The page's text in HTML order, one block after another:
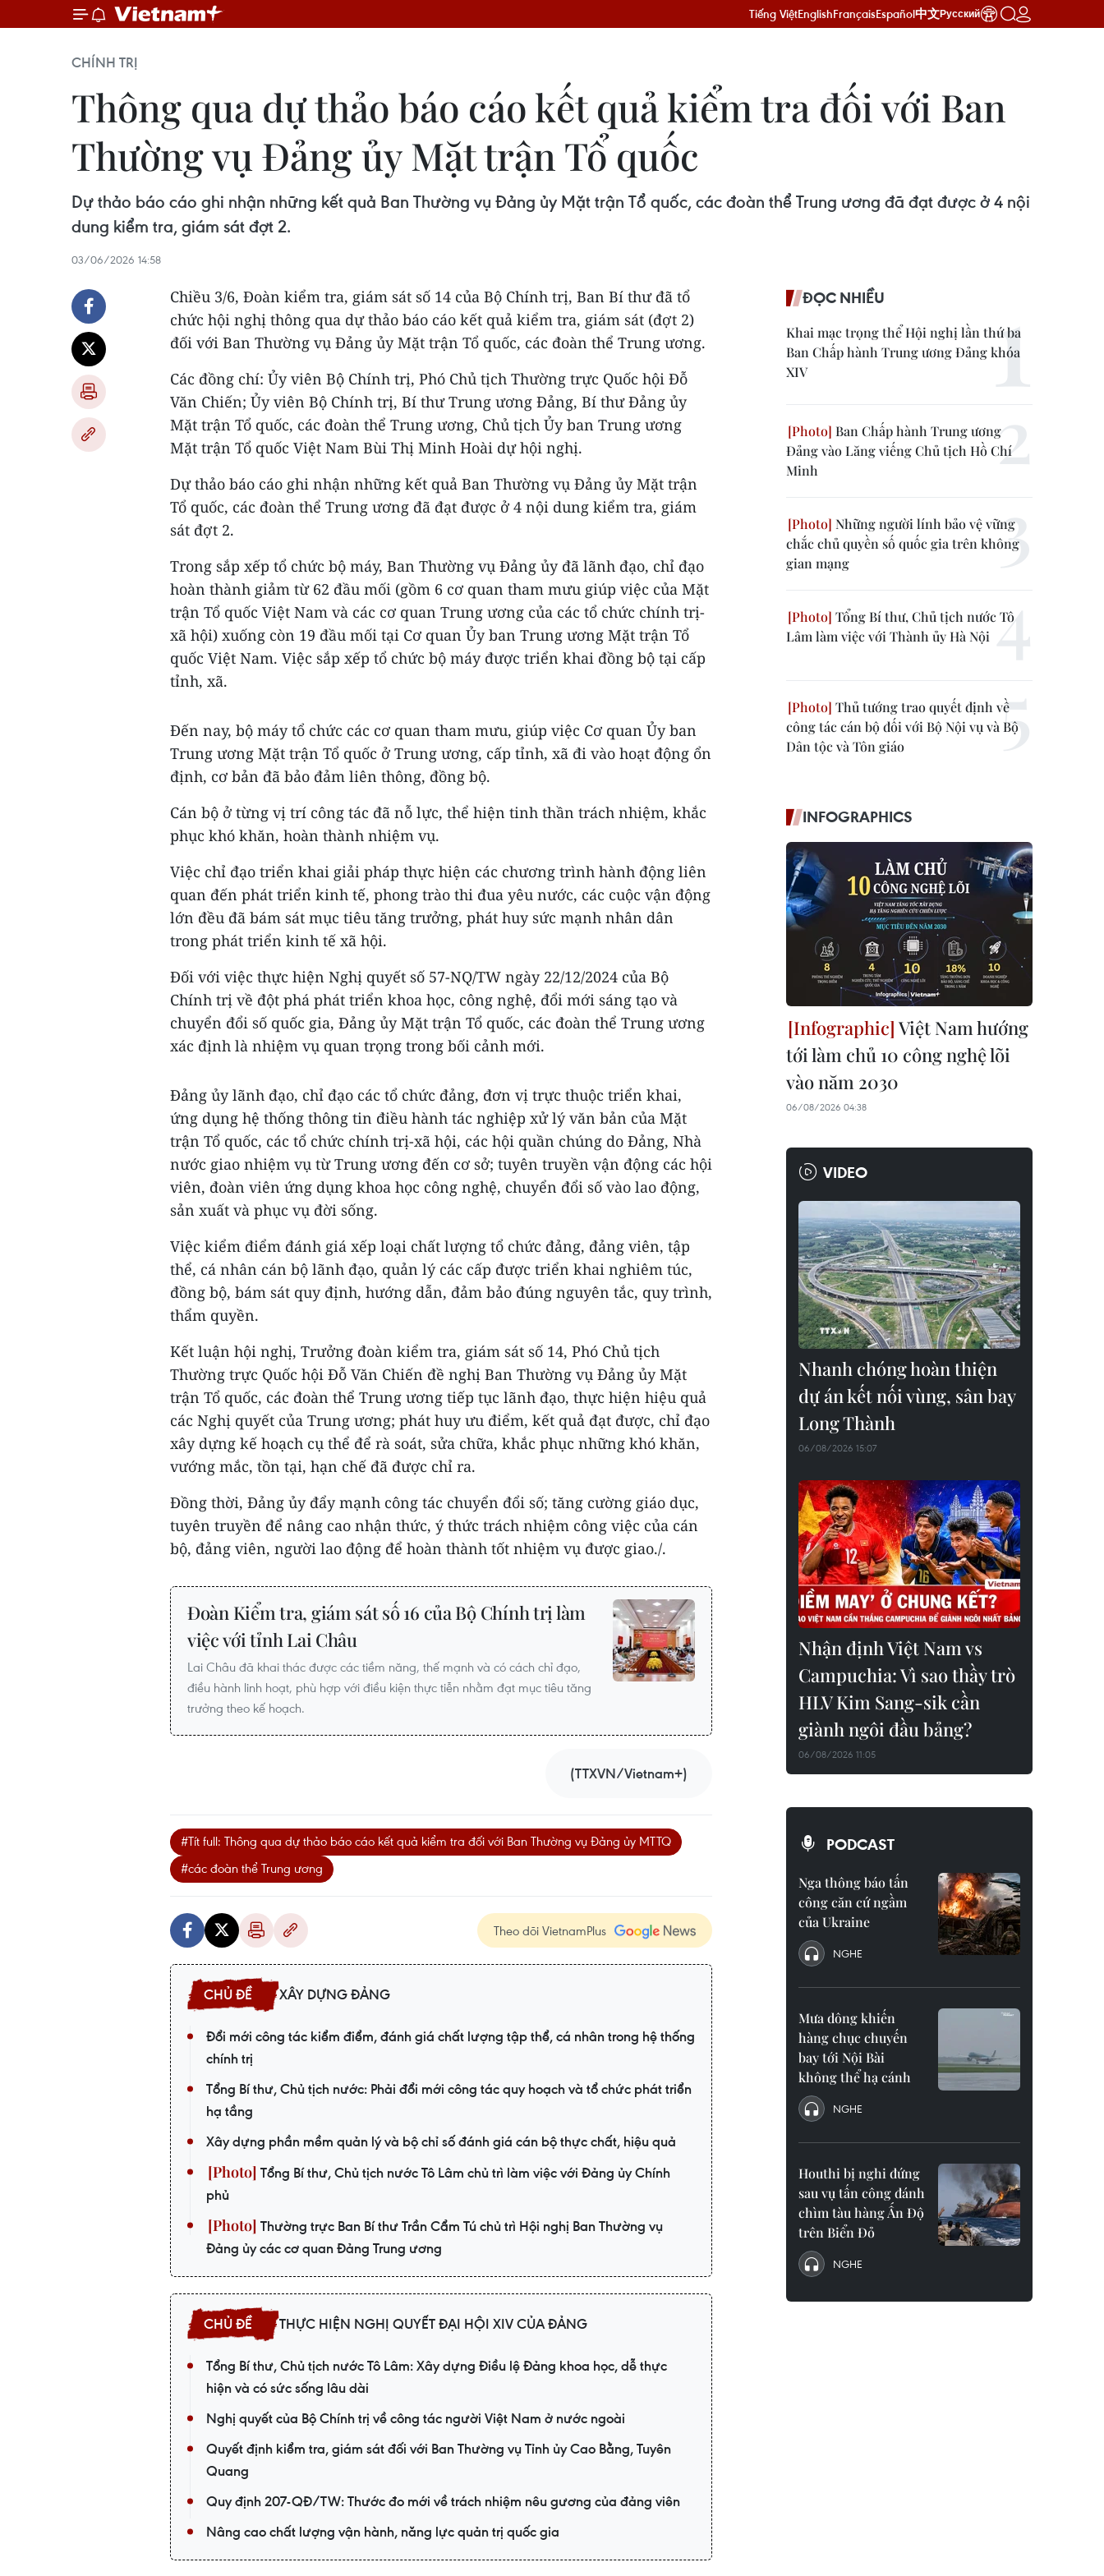
Tiếng ViệtEnglishFrançaisEspañol中文Русский
CHÍNH TRỊ
Thông qua dự thảo báo cáo kết quả kiểm tra đối với Ban
Thường vụ Đảng ủy Mặt trận Tổ quốc
Dự thảo báo cáo ghi nhận những kết quả Ban Thường vụ Đảng ủy Mặt trận Tổ quốc, các đoàn thể Trung ương đã đạt được ở 4 nội
dung kiểm tra, giám sát đợt 2.
03/06/2026 14:58
Chiều 3/6, Đoàn kiểm tra, giám sát số 14 của Bộ Chính trị, Ban Bí thư đã tổ
chức hội nghị thông qua dự thảo báo cáo kết quả kiểm tra, giám sát (đợt 2)
đối với Ban Thường vụ Đảng ủy Mặt trận Tổ quốc, các đoàn thể Trung ương.
Các đồng chí: Ủy viên Bộ Chính trị, Phó Chủ tịch Thường trực Quốc hội Đỗ
Văn Chiến; Ủy viên Bộ Chính trị, Bí thư Trung ương Đảng, Bí thư Đảng ủy
Mặt trận Tổ quốc, các đoàn thể Trung ương, Chủ tịch Ủy ban Trung ương
Mặt trận Tổ quốc Việt Nam Bùi Thị Minh Hoài dự hội nghị.
Dự thảo báo cáo ghi nhận những kết quả Ban Thường vụ Đảng ủy Mặt trận
Tổ quốc, các đoàn thể Trung ương đã đạt được ở 4 nội dung kiểm tra, giám
sát đợt 2.
Trong sắp xếp tổ chức bộ máy, Ban Thường vụ Đảng ủy đã lãnh đạo, chỉ đạo
hoàn thành giảm từ 62 đầu mối (gồm 6 cơ quan tham mưu giúp việc của Mặt
trận Tổ quốc Việt Nam và các cơ quan Trung ương của các tổ chức chính trị-
xã hội) xuống còn 19 đầu mối tại Cơ quan Ủy ban Trung ương Mặt trận Tổ
quốc Việt Nam. Việc sắp xếp tổ chức bộ máy được triển khai đồng bộ tại cấp
tỉnh, xã.
Đến nay, bộ máy tổ chức các cơ quan tham mưu, giúp việc Cơ quan Ủy ban
Trung ương Mặt trận Tổ quốc ở Trung ương, cấp tỉnh, xã đi vào hoạt động ổn
định, cơ bản đã bảo đảm liên thông, đồng bộ.
Cán bộ ở từng vị trí công tác đã nỗ lực, thể hiện tinh thần trách nhiệm, khắc
phục khó khăn, hoàn thành nhiệm vụ.
Việc chỉ đạo triển khai giải pháp thực hiện các chương trình hành động liên
quan đến phát triển kinh tế, phong trào thi đua yêu nước, các cuộc vận động
lớn đều đã bám sát mục tiêu tăng trưởng, phát huy sức mạnh nhân dân
trong phát triển kinh tế xã hội.
Đối với việc thực hiện Nghị quyết số 57-NQ/TW ngày 22/12/2024 của Bộ
Chính trị về đột phá phát triển khoa học, công nghệ, đổi mới sáng tạo và
chuyển đổi số quốc gia, Đảng ủy Mặt trận Tổ quốc, các đoàn thể Trung ương
xác định là nhiệm vụ quan trọng trong bối cảnh mới.
Đảng ủy lãnh đạo, chỉ đạo các tổ chức đảng, đơn vị trực thuộc triển khai,
ứng dụng hệ thống thông tin điều hành tác nghiệp xử lý văn bản của Mặt
trận Tổ quốc, các tổ chức chính trị-xã hội, các hội quần chúng do Đảng, Nhà
nước giao nhiệm vụ từ Trung ương đến cơ sở; tuyên truyền vận động các hội
viên, đoàn viên ứng dụng khoa học công nghệ, chuyển đổi số vào lao động,
sản xuất và phục vụ đời sống.
Việc kiểm điểm đánh giá xếp loại chất lượng tổ chức đảng, đảng viên, tập
thể, cá nhân cán bộ lãnh đạo, quản lý các cấp được triển khai nghiêm túc,
đồng bộ, bám sát quy định, hướng dẫn, đảm bảo đúng nguyên tắc, quy trình,
thẩm quyền.
Kết luận hội nghị, Trưởng đoàn kiểm tra, giám sát số 14, Phó Chủ tịch
Thường trực Quốc hội Đỗ Văn Chiến đề nghị Ban Thường vụ Đảng ủy Mặt
trận Tổ quốc, các đoàn thể Trung ương tiếp tục lãnh đạo, thực hiện hiệu quả
các Nghị quyết của Trung ương; phát huy ưu điểm, kết quả đạt được, chỉ đạo
xây dựng kế hoạch cụ thể để rà soát, sửa chữa, khắc phục những khó khăn,
vướng mắc, tồn tại, hạn chế đã được chỉ ra.
Đồng thời, Đảng ủy đẩy mạnh công tác chuyển đổi số; tăng cường giáo dục,
tuyên truyền để nâng cao nhận thức, ý thức trách nhiệm công việc của cán
bộ, đảng viên, người lao động để hoàn thành tốt nhiệm vụ được giao./.
Đoàn Kiểm tra, giám sát số 16 của Bộ Chính trị làm
việc với tỉnh Lai Châu
Lai Châu đã khai thác được các tiềm năng, thế mạnh và có cách chỉ đạo,
điều hành linh hoạt, phù hợp với điều kiện thực tiễn nhằm đạt mục tiêu tăng
trưởng theo kế hoạch.
(TTXVN/Vietnam+)
#Tít full: Thông qua dự thảo báo cáo kết quả kiểm tra đối với Ban Thường vụ Đảng ủy MTTQ
#các đoàn thể Trung ương
Theo dõi VietnamPlus
XÂY DỰNG ĐẢNG
Đổi mới công tác kiểm điểm, đánh giá chất lượng tập thể, cá nhân trong hệ thống
chính trị
Tổng Bí thư, Chủ tịch nước: Phải đổi mới công tác quy hoạch và tổ chức phát triển
hạ tầng
Xây dựng phần mềm quản lý và bộ chỉ số đánh giá cán bộ thực chất, hiệu quả
Tổng Bí thư, Chủ tịch nước Tô Lâm chủ trì làm việc với Đảng ủy Chính
phủ
Thường trực Ban Bí thư Trần Cẩm Tú chủ trì Hội nghị Ban Thường vụ
Đảng ủy các cơ quan Đảng Trung ương
THỰC HIỆN NGHỊ QUYẾT ĐẠI HỘI XIV CỦA ĐẢNG
Tổng Bí thư, Chủ tịch nước Tô Lâm: Xây dựng Điều lệ Đảng khoa học, dễ thực
hiện và có sức sống lâu dài
Nghị quyết của Bộ Chính trị về công tác người Việt Nam ở nước ngoài
Quyết định kiểm tra, giám sát đối với Ban Thường vụ Tỉnh ủy Cao Bằng, Tuyên
Quang
Quy định 207-QĐ/TW: Thước đo mới về trách nhiệm nêu gương của đảng viên
Nâng cao chất lượng vận hành, năng lực quản trị quốc gia
ĐỌC NHIỀU
Khai mạc trọng thể Hội nghị lần thứ ba
Ban Chấp hành Trung ương Đảng khóa
XIV
Ban Chấp hành Trung ương
Đảng vào Lăng viếng Chủ tịch Hồ Chí
Minh
Những người lính bảo vệ vững
chắc chủ quyền số quốc gia trên không
gian mạng
Tổng Bí thư, Chủ tịch nước Tô
Lâm làm việc với Thành ủy Hà Nội
Thủ tướng trao quyết định về
công tác cán bộ đối với Bộ Nội vụ và Bộ
Dân tộc và Tôn giáo
INFOGRAPHICS
Việt Nam hướng
tới làm chủ 10 công nghệ lõi
vào năm 2030
06/08/2026 04:38
VIDEO
Nhanh chóng hoàn thiện
dự án kết nối vùng, sân bay
Long Thành
06/08/2026 15:07
Nhận định Việt Nam vs
Campuchia: Vì sao thầy trò
HLV Kim Sang-sik cần
giành ngôi đầu bảng?
06/08/2026 11:05
PODCAST
Nga thông báo tấn
công căn cứ ngầm
của Ukraine
NGHE
Mưa dông khiến
hàng chục chuyến
bay tới Nội Bài
không thể hạ cánh
NGHE
Houthi bị nghi đứng
sau vụ tấn công đánh
chìm tàu hàng Ấn Độ
trên Biển Đỏ
NGHE